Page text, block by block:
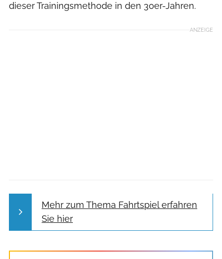
dieser Trainingsmethode in den 30er-Jahren.
ANZEIGE
Mehr zum Thema Fahrtspiel erfahren
Sie hier